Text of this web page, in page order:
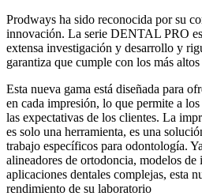
Prodways ha sido reconocida por su
innovación. La serie DENTAL PRO
extensa investigación y desarrollo y
garantiza que cumple con los más
Esta nueva gama está diseñada para
en cada impresión, lo que permite a
las expectativas de los clientes. La
es solo una herramienta, es una
trabajo específicos para odontología.
alineadores de ortodoncia, modelos
aplicaciones dentales complejas, esta
rendimiento de su laboratorio